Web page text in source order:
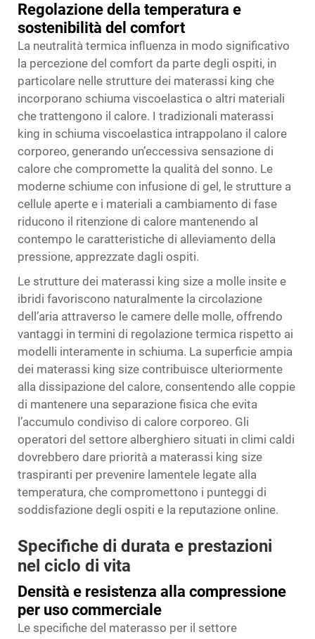
Regolazione della temperatura e
sostenibilità del comfort
La neutralità termica influenza in modo significativo
la percezione del comfort da parte degli ospiti, in
particolare nelle strutture dei materassi king che
incorporano schiuma viscoelastica o altri materiali
che trattengono il calore. I tradizionali materassi
king in schiuma viscoelastica intrappolano il calore
corporeo, generando un’eccessiva sensazione di
calore che compromette la qualità del sonno. Le
moderne schiume con infusione di gel, le strutture a
cellule aperte e i materiali a cambiamento di fase
riducono il ritenzione di calore mantenendo al
contempo le caratteristiche di alleviamento della
pressione, apprezzate dagli ospiti.
Le strutture dei materassi king size a molle insite e
ibridi favoriscono naturalmente la circolazione
dell’aria attraverso le camere delle molle, offrendo
vantaggi in termini di regolazione termica rispetto ai
modelli interamente in schiuma. La superficie ampia
dei materassi king size contribuisce ulteriormente
alla dissipazione del calore, consentendo alle coppie
di mantenere una separazione fisica che evita
l’accumulo condiviso di calore corporeo. Gli
operatori del settore alberghiero situati in climi caldi
dovrebbero dare priorità a materassi king size
traspiranti per prevenire lamentele legate alla
temperatura, che compromettono i punteggi di
soddisfazione degli ospiti e la reputazione online.
Specifiche di durata e prestazioni
nel ciclo di vita
Densità e resistenza alla compressione
per uso commerciale
Le specifiche del materasso per il settore